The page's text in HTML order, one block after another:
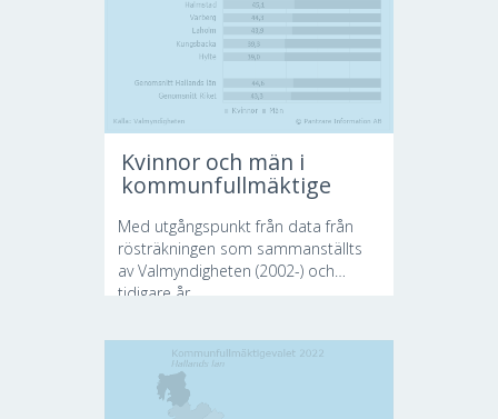
Kvinnor och män i
kommunfullmäktige
Med utgångspunkt från data från
rösträkningen som sammanställts
av Valmyndigheten (2002-) och
tidigare år...